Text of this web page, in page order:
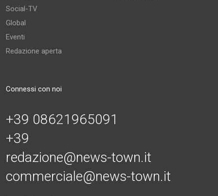
Social-TV
Global
Eventi
Redazione aperta
Connessi con noi
+39 08621965091
+39
redazione@news-town.it
commerciale@news-town.it